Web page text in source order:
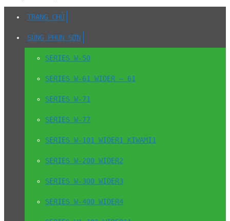
TRANG CHỦ
SÚNG PHUN SƠN
SERIES W-50
SERIES W-61 WIDER – 61
SERIES W-71
SERIES W-77
SERIES W-101 WIDER1 KIWAMI1
SERIES W-200 WIDER2
SERIES W-300 WIDER3
SERIES W-400 WIDER4